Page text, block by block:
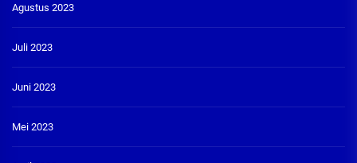
Agustus 2023
Juli 2023
Juni 2023
Mei 2023